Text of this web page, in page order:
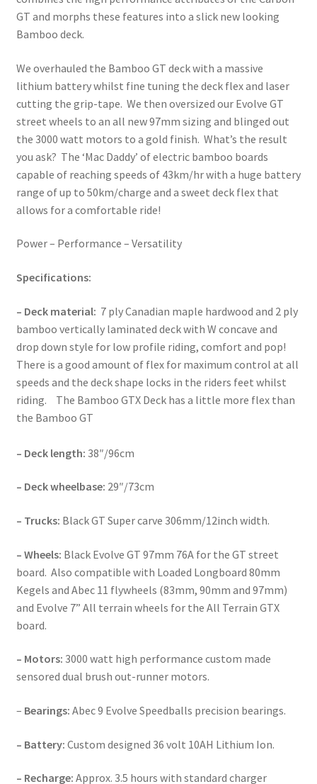
GT and morphs these features into a slick new looking
Bamboo deck.
We overhauled the Bamboo GT deck with a massive
lithium battery whilst fine tuning the deck flex and laser
cutting the grip-tape. We then oversized our Evolve GT
street wheels to an all new 97mm sizing and blinged out
the 3000 watt motors to a gold finish. What’s the result
you ask? The ‘Mac Daddy’ of electric bamboo boards
capable of reaching speeds of 43km/hr with a huge battery
range of up to 50km/charge and a sweet deck flex that
allows for a comfortable ride!
Power – Performance – Versatility
Specifications:
– Deck material: 7 ply Canadian maple hardwood and 2 ply
bamboo vertically laminated deck with W concave and
drop down style for low profile riding, comfort and pop!
There is a good amount of flex for maximum control at all
speeds and the deck shape locks in the riders feet whilst
riding. The Bamboo GTX Deck has a little more flex than
the Bamboo GT
– Deck length: 38″/96cm
– Deck wheelbase: 29″/73cm
– Trucks: Black GT Super carve 306mm/12inch width.
– Wheels: Black Evolve GT 97mm 76A for the GT street
board. Also compatible with Loaded Longboard 80mm
Kegels and Abec 11 flywheels (83mm, 90mm and 97mm)
and Evolve 7” All terrain wheels for the All Terrain GTX
board.
– Motors: 3000 watt high performance custom made
sensored dual brush out-runner motors.
– Bearings: Abec 9 Evolve Speedballs precision bearings.
– Battery: Custom designed 36 volt 10AH Lithium Ion.
– Recharge: Approx. 3.5 hours with standard charger